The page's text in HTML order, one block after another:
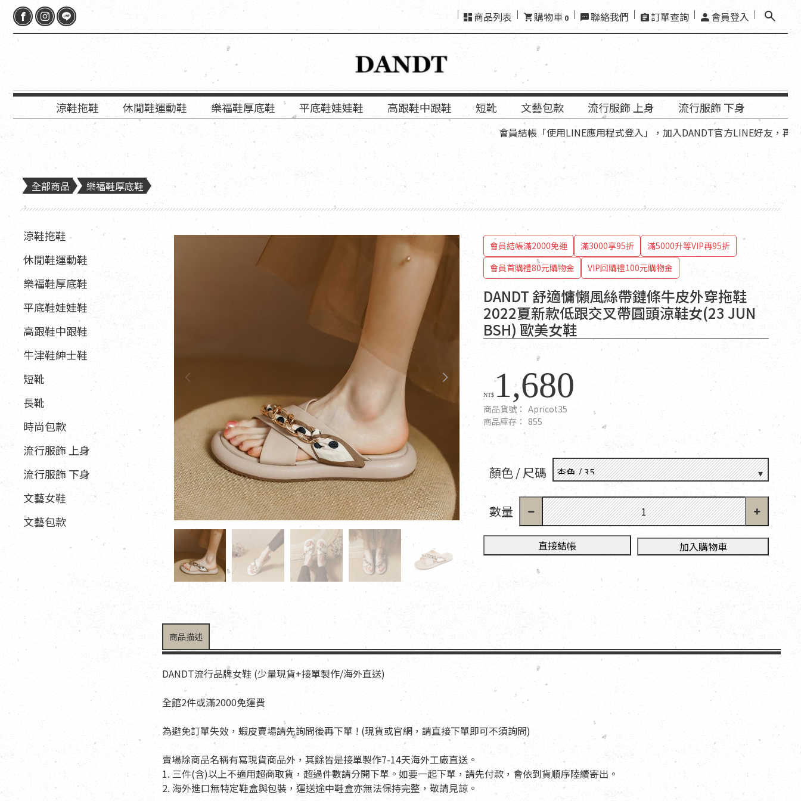
商品列表 購物車 0 聯絡我們 訂單查詢 會員登入
涼鞋拖鞋 休閒鞋運動鞋 樂福鞋厚底鞋 平底鞋娃娃鞋 高跟鞋中跟鞋 短靴 文藝包款 流行服飾 上身 流行服飾 下身
會員結帳「使用LINE應用程式登入」，加入DANDT官方LINE好友，再領優惠折
全部商品 樂福鞋厚底鞋
涼鞋拖鞋
休閒鞋運動鞋
樂福鞋厚底鞋
平底鞋娃娃鞋
高跟鞋中跟鞋
牛津鞋紳士鞋
短靴
長靴
時尚包款
流行服飾 上身
流行服飾 下身
文藝女鞋
文藝包款
DANDT 舒適慵懶風絲帶鏈條牛皮外穿拖鞋
2022夏新款低跟交叉帶圓頭涼鞋女(23 JUN
BSH) 歐美女鞋
會員結帳滿2000免運 滿3000享95折
滿5000升等VIP再95折
會員首購禮80元購物金
VIP回購禮100元購物金
NT$1,680
商品貨號： Apricot35
商品庫存： 855
顏色 / 尺碼
數量
直接結帳 加入購物車
商品描述
DANDT流行品牌女鞋 (少量現貨+接單製作/海外直送)
全館2件或滿2000免運費
為避免訂單失效，蝦皮賣場請先詢問後再下單 ! (現貨或官網，請直接下單即可不須詢問)
賣場除商品名稱有寫現貨商品外，其餘皆是接單製作7-14天海外工廠直送。
1. 三件(含)以上不適用超商取貨，超過件數請分開下單。如要一起下單，請先付款，會依到貨順序陸續寄出。
2. 海外進口無特定鞋盒與包裝，運送途中鞋盒亦無法保持完整，敬請見諒。